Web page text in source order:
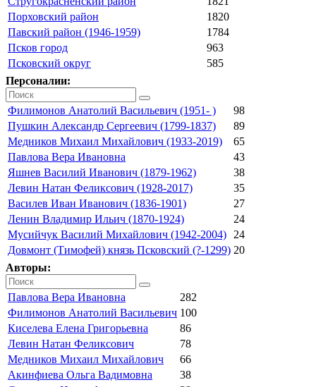
Порховский район
1820
Павский район (1946-1959)
1784
Псков город
963
Псковский округ
585
Персоналии:
Филимонов Анатолий Васильевич (1951- )
98
Пушкин Александр Сергеевич (1799-1837)
89
Медников Михаил Михайлович (1933-2019)
65
Павлова Вера Ивановна
43
Яшнев Василий Иванович (1879-1962)
38
Левин Натан Феликсович (1928-2017)
35
Василев Иван Иванович (1836-1901)
27
Ленин Владимир Ильич (1870-1924)
24
Мусийчук Василий Михайлович (1942-2004)
24
Довмонт (Тимофей) князь Псковский (?-1299) 20
Авторы:
Павлова Вера Ивановна
282
Филимонов Анатолий Васильевич 100
Киселева Елена Григорьевна
86
Левин Натан Феликсович
78
Медников Михаил Михайлович
66
Акинфиева Ольга Вадимовна
38